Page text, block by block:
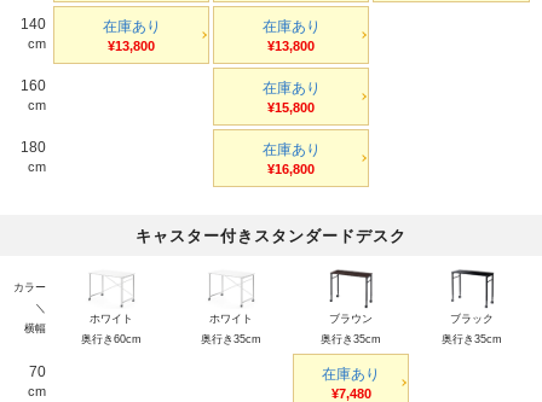
140
cm
在庫あり
¥13,800
在庫あり
¥13,800
160
cm
在庫あり
¥15,800
180
cm
在庫あり
¥16,800
キャスター付きスタンダードデスク
カラー
＼
横幅
ホワイト
奥行き60cm
ホワイト
奥行き35cm
ブラウン
奥行き35cm
ブラック
奥行き35cm
70
cm
在庫あり
¥7,480